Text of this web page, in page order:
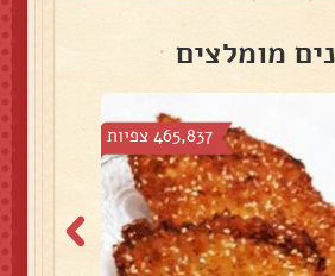
מומלצים
465,837 צפיות